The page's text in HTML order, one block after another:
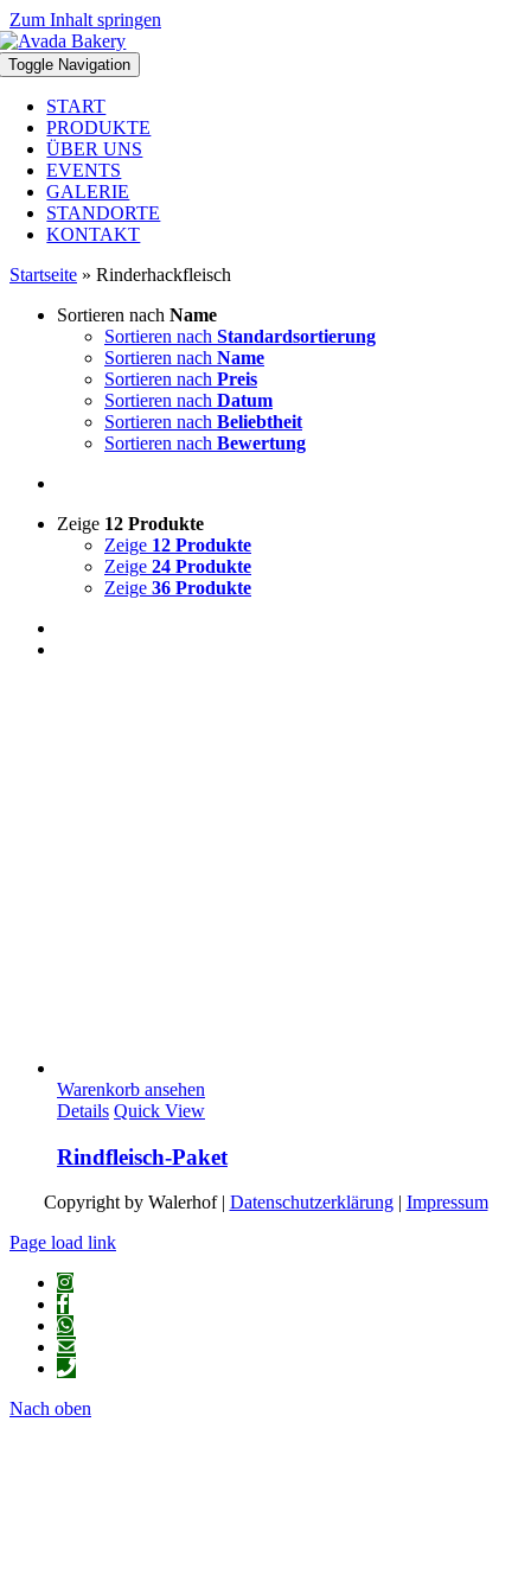
Zum Inhalt springen
Toggle Navigation
START
PRODUKTE
ÜBER UNS
EVENTS
GALERIE
STANDORTE
KONTAKT
Startseite » Rinderhackfleisch
Sortieren nach Name
Sortieren nach Standardsortierung
Sortieren nach Name
Sortieren nach Preis
Sortieren nach Datum
Sortieren nach Beliebtheit
Sortieren nach Bewertung
Zeige 12 Produkte
Zeige 12 Produkte
Zeige 24 Produkte
Zeige 36 Produkte
Warenkorb ansehen
Details Quick View
Rindfleisch-Paket
Copyright by Walerhof | Datenschutzerklärung| Impressum
Page load link
Nach oben